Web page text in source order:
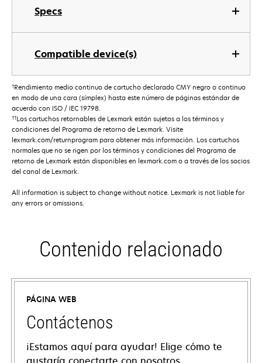
Specs
Compatible device(s)
†Rendimiento medio continuo de cartucho declarado CMY negro o continuo
en modo de una cara (símplex) hasta este número de páginas estándar de
acuerdo con ISO / IEC 19798.
††Los cartuchos retornables de Lexmark están sujetos a los términos y
condiciones del Programa de retorno de Lexmark. Visite
lexmark.com/returnprogram para obtener más información. Los cartuchos
normales que no se rigen por los términos y condiciones del Programa de
retorno de Lexmark están disponibles en lexmark.com o a través de los socios
del canal de Lexmark.
All information is subject to change without notice. Lexmark is not liable for
any errors or omissions.
Contenido relacionado
PÁGINA WEB
Contáctenos
¡Estamos aquí para ayudar! Elige cómo te